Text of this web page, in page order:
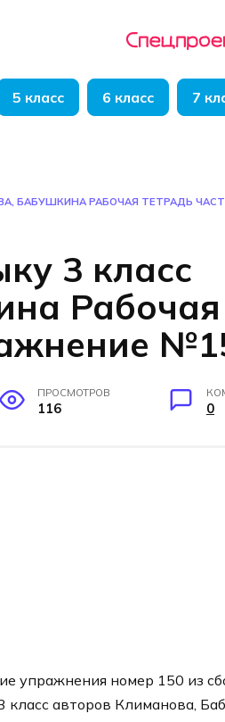
5 класс 6 класс 7
БАБУШКИНА РАБОЧАЯ ТЕТРАДЬ
3 класс
Рабочая
ПРОСМОТРОВ
116 0
упражнения номер 150 из
класс авторов Климанова,